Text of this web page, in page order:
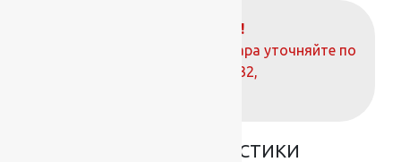
ВНИМАНИЕ!
О наличие и стоимости товара уточняйте по
+7 (812) 377-09-32,
ОСНОВНЫЕ ХАРАКТЕРИСТИКИ